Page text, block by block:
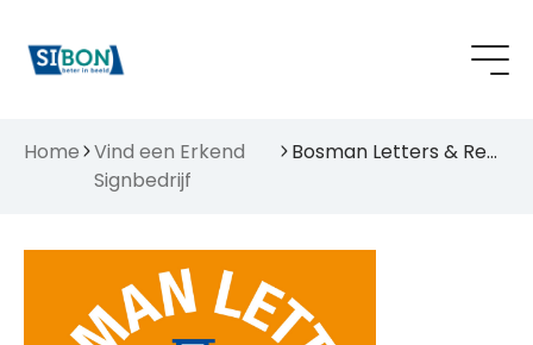
Home Vind een Erkend
Signbedrijf
Bosman Letters & Reclame v.o.f.